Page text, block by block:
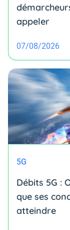
appeler
07/08/2026
5G
Débits 5G :
que ses
atteindre